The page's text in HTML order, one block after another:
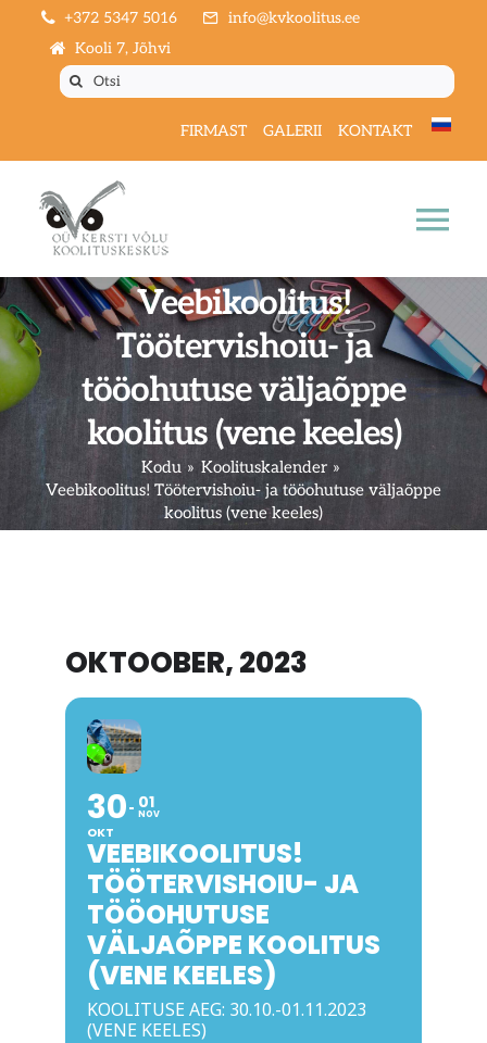
content
+372 5347 5016
info@kvkoolitus.ee
Kooli 7, Jõhvi
Otsi:
FIRMAST GALERII KONTAKT
AVALEHT
KOOLITUSKALENDER
KOOLITUSED
KEELEÕPE
PROJEKTID
RUUMIDE RENT
UUDISED
Veebikoolitus!
Töötervishoiu- ja
tööohutuse väljaõppe
koolitus (vene keeles)
Kodu
Koolituskalender
Veebikoolitus! Töötervishoiu- ja tööohutuse väljaõppe
koolitus (vene keeles)
OKTOOBER, 2023
30
OKT
01
NOV
VEEBIKOOLITUS!
TÖÖTERVISHOIU- JA
TÖÖOHUTUSE
VÄLJAÕPPE KOOLITUS
(VENE KEELES)
KOOLITUSE AEG: 30.10.-01.11.2023
(VENE KEELES)